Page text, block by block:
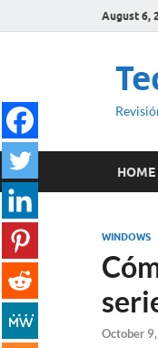
August 6,
HOME
WINDOWS
October